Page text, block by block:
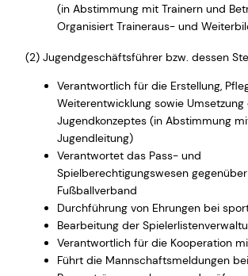
(in Abstimmung mit Trainern und
Organisiert Traineraus- und
(2) Jugendgeschäftsführer bzw. dessen
Verantwortlich für die Erstellung,
Weiterentwicklung sowie Umsetzung
Jugendkonzeptes (in Abstimmung
Jugendleitung)
Verantwortet das Pass- und
Spielberechtigungswesen
Fußballverband
Durchführung von Ehrungen bei
Bearbeitung der
Verantwortlich für die Kooperation
Führt die Mannschaftsmeldungen